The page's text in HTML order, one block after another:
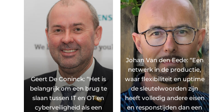
Geert De Coninck: “Het is
belangrijk om een brug te
slaan tussen IT en OT en
cyberveiligheid als een
Johan Van den Eede: “Een
netwerk in de productie,
waar flexibiliteit en uptime
de sleutelwoorden zijn
heeft volledig andere eisen
en responstijden dan een